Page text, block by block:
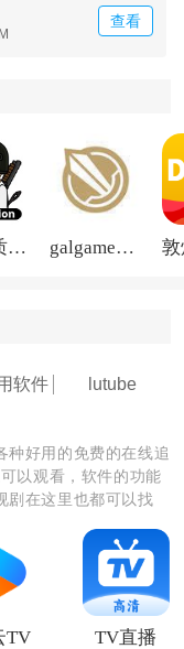
放、音量调节、快
流畅不卡顿，充
源，随时查看更
趣味性，让你不
查看
PGT画质助手旧版 galgame游戏盒子2026
软件 lutube
种好用的免费的在线追
以观看，软件的功能
剧在这里也都可以找
TV TV直播